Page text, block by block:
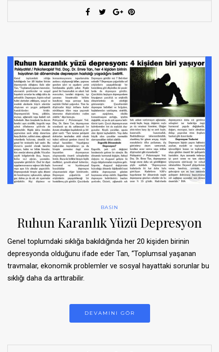
BASIN
Ruhun Karanlık Yüzü Depresyon
Genel toplumdaki sıklığa bakıldığında her 20 kişiden birinin
depresyonda olduğunu ifade eder Tan, “Toplumsal yaşanan
travmalar, ekonomik problemler ve sosyal hayattaki sorunlar bu
sıklığı daha da arttırabilir.
DEVAMINI GÖR